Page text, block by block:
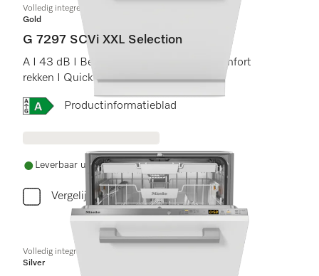
Volledig integreerbare vaatwasser XXL
Gold
G 7297 SCVi XXL Selection
A I 43 dB I Besteklade en -korf I ExtraComfort
rekken I QuickPowerWash I AutoOpen
Online Label Flag, Energielabel
Productinformatieblad
Leverbaar uit voorraad met gratis levering
Vergelijken
Volledig integreerbare vaatwassers
Silver